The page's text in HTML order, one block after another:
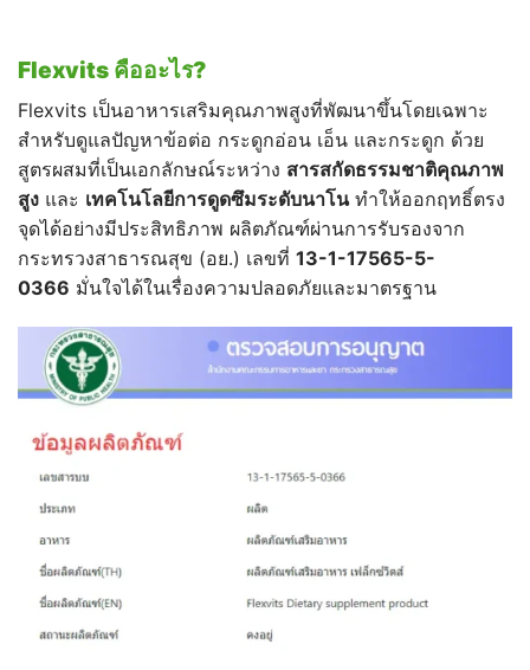
Flexvits คืออะไร?
Flexvits เป็นอาหารเสริมคุณภาพสูงที่พัฒนาขึ้นโดยเฉพาะ
สำหรับดูแลปัญหาข้อต่อ กระดูกอ่อน เอ็น และกระดูก ด้วย
สูตรผสมที่เป็นเอกลักษณ์ระหว่าง สารสกัดธรรมชาติคุณภาพ
สูง และ เทคโนโลยีการดูดซึมระดับนาโนทำให้ออกฤทธิ์ตรง
จุดได้อย่างมีประสิทธิภาพ ผลิตภัณฑ์ผ่านการรับรองจาก
กระทรวงสาธารณสุข (อย.) เลขที่ 13-1-17565-5-
0366 มั่นใจได้ในเรื่องความปลอดภัยและมาตรฐาน